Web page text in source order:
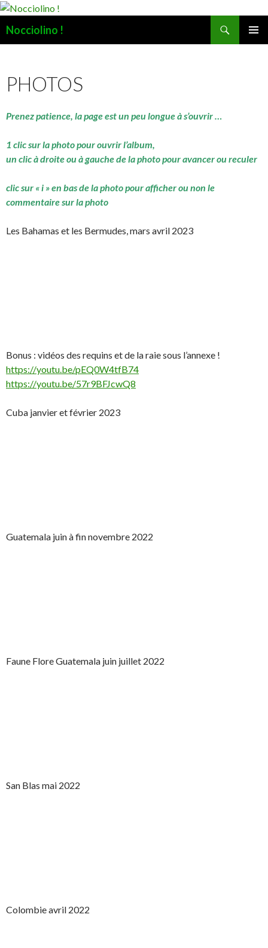
Nocciolino !
PHOTOS
Prenez patience, la page est un peu longue à s’ouvrir …
1 clic sur la photo pour ouvrir l’album,
un clic à droite ou à gauche de la photo pour avancer ou reculer
clic sur « i » en bas de la photo pour afficher ou non le
commentaire sur la photo
Les Bahamas et les Bermudes, mars avril 2023
Bonus : vidéos des requins et de la raie sous l’annexe !
https://youtu.be/pEQ0W4tfB74
https://youtu.be/57r9BFJcwQ8
Cuba janvier et février 2023
Guatemala juin à fin novembre 2022
Faune Flore Guatemala juin juillet 2022
San Blas mai 2022
Colombie avril 2022